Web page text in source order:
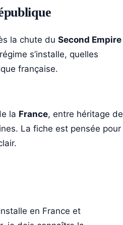
la chute du Second Empire
s’installe, quelles
française.
la France, entre héritage de
La fiche est pensée pour
en France et